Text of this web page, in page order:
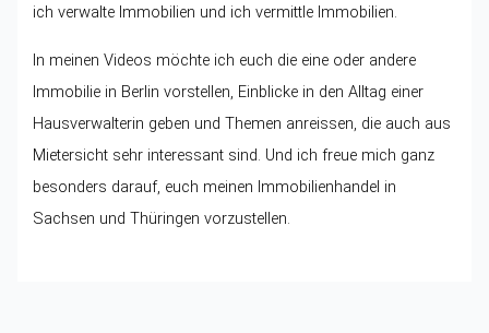
ich verwalte Immobilien und ich vermittle Immobilien.
In meinen Videos möchte ich euch die eine oder andere
Immobilie in Berlin vorstellen, Einblicke in den Alltag einer
Hausverwalterin geben und Themen anreissen, die auch aus
Mietersicht sehr interessant sind. Und ich freue mich ganz
besonders darauf, euch meinen Immobilienhandel in
Sachsen und Thüringen vorzustellen.